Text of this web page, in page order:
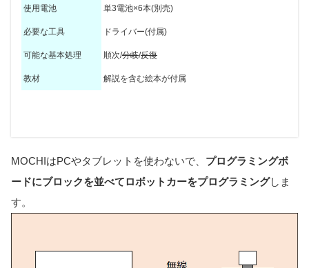
使用電池 単3電池×6本(別売)
必要な工具 ドライバー(付属)
可能な基本処理 順次/分岐/反復
教材 解説を含む絵本が付属
MOCHIはPCやタブレットを使わないで、 プログラミングボ
ードにブロックを並べてロボットカーをプログラミングしま
す。